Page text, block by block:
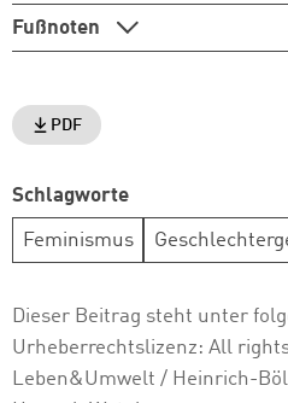
Fußnoten
PDF
Schlagworte
Feminismus
Dieser Beitrag steht unter
Urheberrechtslizenz: All
Leben&Umwelt / Heinrich-